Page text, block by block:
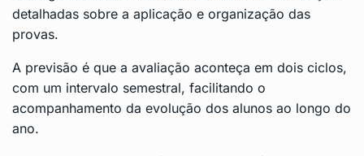
detalhadas sobre a aplicação e organização das
provas.
A previsão é que a avaliação aconteça em dois ciclos,
com um intervalo semestral, facilitando o
acompanhamento da evolução dos alunos ao longo do
ano.